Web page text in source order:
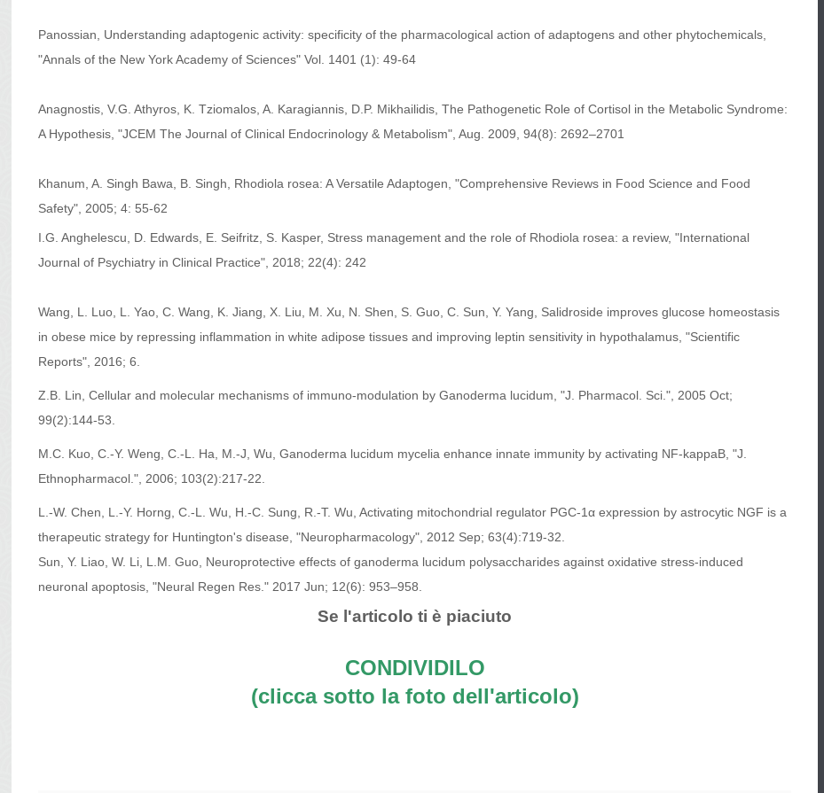
Panossian, Understanding adaptogenic activity: specificity of the pharmacological action of adaptogens and other phytochemicals,
"Annals of the New York Academy of Sciences" Vol. 1401 (1): 49-64
Anagnostis, V.G. Athyros, K. Tziomalos, A. Karagiannis, D.P. Mikhailidis, The Pathogenetic Role of Cortisol in the Metabolic Syndrome:
A Hypothesis, "JCEM The Journal of Clinical Endocrinology & Metabolism", Aug. 2009, 94(8): 2692–2701
Khanum, A. Singh Bawa, B. Singh, Rhodiola rosea: A Versatile Adaptogen, "Comprehensive Reviews in Food Science and Food
Safety", 2005; 4: 55-62
I.G. Anghelescu, D. Edwards, E. Seifritz, S. Kasper, Stress management and the role of Rhodiola rosea: a review, "International
Journal of Psychiatry in Clinical Practice", 2018; 22(4): 242
Wang, L. Luo, L. Yao, C. Wang, K. Jiang, X. Liu, M. Xu, N. Shen, S. Guo, C. Sun, Y. Yang, Salidroside improves glucose homeostasis
in obese mice by repressing inflammation in white adipose tissues and improving leptin sensitivity in hypothalamus, "Scientific
Reports", 2016; 6.
Z.B. Lin, Cellular and molecular mechanisms of immuno-modulation by Ganoderma lucidum, "J. Pharmacol. Sci.", 2005 Oct;
99(2):144-53.
M.C. Kuo, C.-Y. Weng, C.-L. Ha, M.-J, Wu, Ganoderma lucidum mycelia enhance innate immunity by activating NF-kappaB, "J.
Ethnopharmacol.", 2006; 103(2):217-22.
L.-W. Chen, L.-Y. Horng, C.-L. Wu, H.-C. Sung, R.-T. Wu, Activating mitochondrial regulator PGC-1α expression by astrocytic NGF is a
therapeutic strategy for Huntington's disease, "Neuropharmacology", 2012 Sep; 63(4):719-32.
Sun, Y. Liao, W. Li, L.M. Guo, Neuroprotective effects of ganoderma lucidum polysaccharides against oxidative stress-induced
neuronal apoptosis, "Neural Regen Res." 2017 Jun; 12(6): 953–958.
Se l'articolo ti è piaciuto
CONDIVIDILO
(clicca sotto la foto dell'articolo)